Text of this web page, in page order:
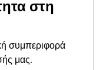
στη
συμπεριφορά
μας.